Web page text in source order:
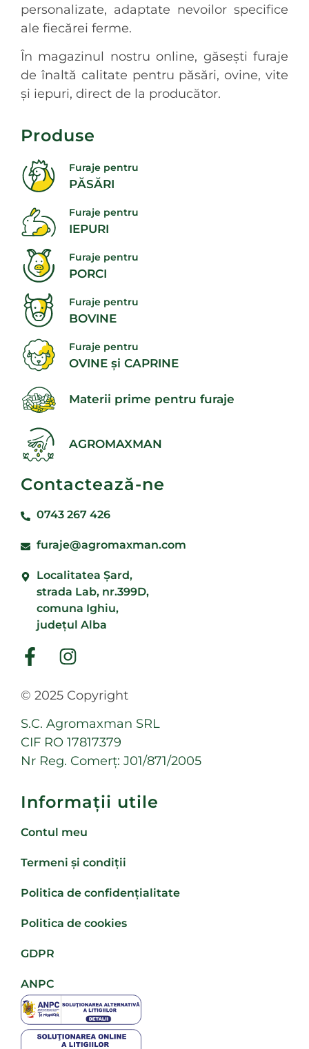
personalizate, adaptate nevoilor specifice
ale fiecărei ferme.
În magazinul nostru online, găsești furaje
de înaltă calitate pentru păsări, ovine, vite
și iepuri, direct de la producător.
Produse
Furaje pentru
PĂSĂRI
Furaje pentru
IEPURI
Furaje pentru
PORCI
Furaje pentru
BOVINE
Furaje pentru
OVINE și CAPRINE
Materii prime pentru furaje
AGROMAXMAN
Contactează-ne
0743 267 426
furaje@agromaxman.com
Localitatea Şard,
strada Lab, nr.399D,
comuna Ighiu,
județul Alba
© 2025 Copyright
S.C. Agromaxman SRL
CIF RO 17817379
Nr Reg. Comerț: J01/871/2005
Informații utile
Contul meu
Termeni și condiții
Politica de confidențialitate
Politica de cookies
GDPR
ANPC